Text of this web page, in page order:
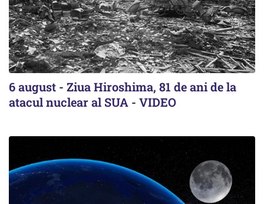
6 august - Ziua Hiroshima, 81 de ani de la
atacul nuclear al SUA - VIDEO